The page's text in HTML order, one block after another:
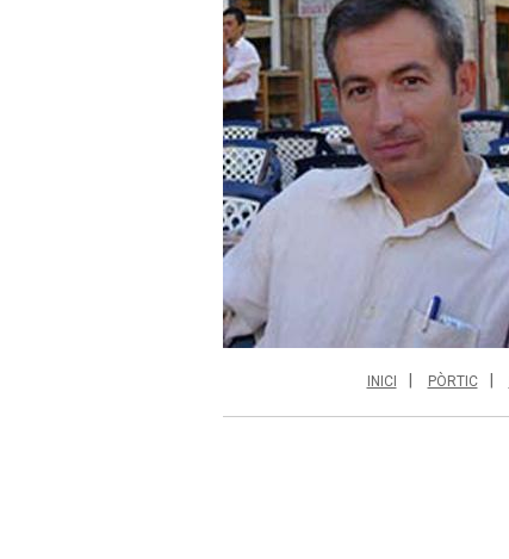
INICI PÒRTIC